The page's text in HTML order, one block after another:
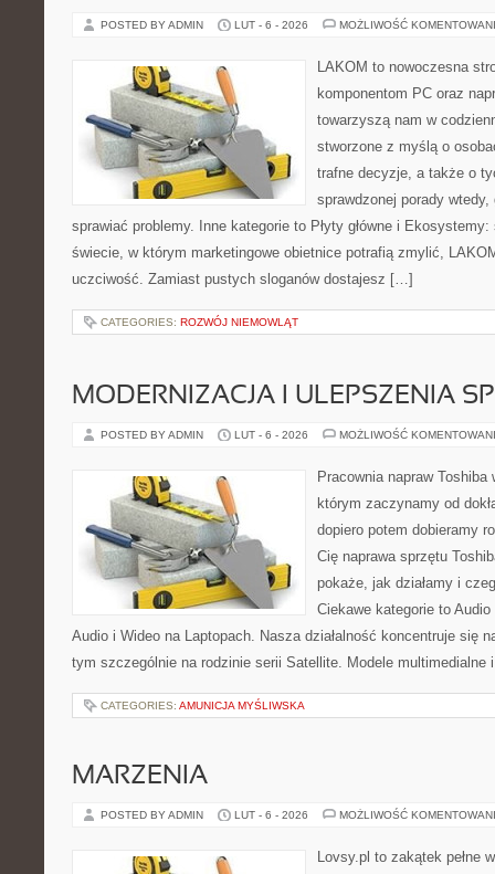
POSTED BY ADMIN LUT - 6 - 2026 MOŻLIWOŚĆ
LAKOM to nowoczesna
komponentom PC oraz
towarzyszą nam w
stworzone z myślą o
trafne decyzje, a także o
sprawdzonej porady
sprawiać problemy. Inne kategorie to Płyty główne i
świecie, w którym marketingowe obietnice potrafią zmylić,
uczciwość. Zamiast pustych sloganów dostajesz […]
CATEGORIES: ROZWÓJ NIEMOWLĄT
MODERNIZACJA I ULEPSZENIA
POSTED BY ADMIN LUT - 6 - 2026 MOŻLIWOŚĆ
Pracownia napraw
którym zaczynamy od
dopiero potem dobieramy
Cię naprawa sprzętu
pokaże, jak działamy i
Ciekawe kategorie to
Audio i Wideo na Laptopach. Nasza działalność koncentruje się
tym szczególnie na rodzinie serii Satellite. Modele
CATEGORIES: AMUNICJA MYŚLIWSKA
MARZENIA
POSTED BY ADMIN LUT - 6 - 2026 MOŻLIWOŚĆ
Lovsy.pl to zakątek pełne